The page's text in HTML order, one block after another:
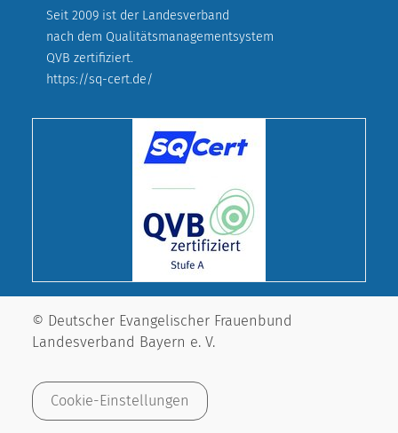
Seit 2009 ist der Landesverband
nach dem Qualitätsmanagementsystem
QVB zertifiziert.
https://sq-cert.de/
© Deutscher Evangelischer Frauenbund
Landesverband Bayern e. V.
Cookie-Einstellungen